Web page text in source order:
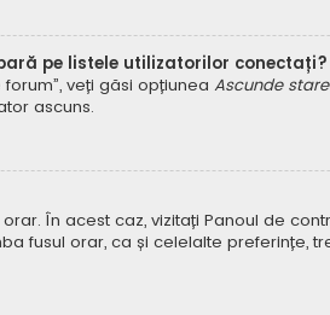
pe listele utilizatorilor conectați?
veți găsi opțiunea Ascunde
ascuns.
În acest caz, vizitați Panoul de
fusul orar, ca și celelalte